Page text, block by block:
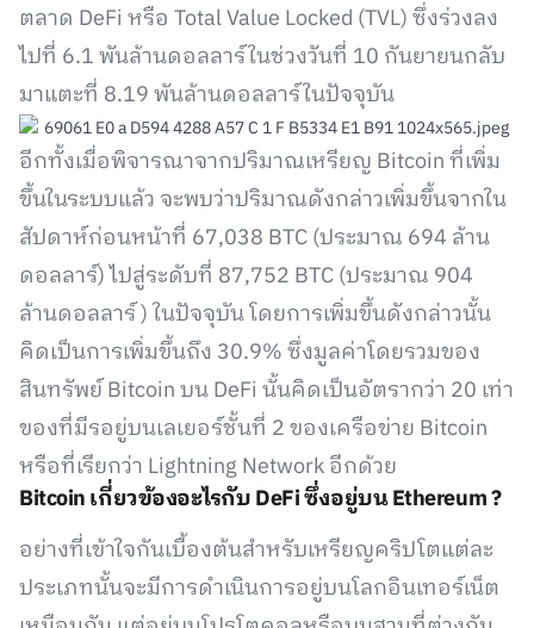
ตลาด DeFi หรือ Total Value Locked (TVL) ซึ่งร่วงลง
ไปที่ 6.1 พันล้านดอลลาร์ในช่วงวันที่ 10 กันยายนกลับ
มาแตะที่ 8.19 พันล้านดอลลาร์ในปัจจุบัน
อีกทั้งเมื่อพิจารณาจากปริมาณเหรียญ Bitcoin ที่เพิ่ม
ขึ้นในระบบแล้ว จะพบว่าปริมาณดังกล่าวเพิ่มขึ้นจากใน
สัปดาห์ก่อนหน้าที่ 67,038 BTC (ประมาณ 694 ล้าน
ดอลลาร์) ไปสู่ระดับที่ 87,752 BTC (ประมาณ 904
ล้านดอลลาร์ ) ในปัจจุบัน โดยการเพิ่มขึ้นดังกล่าวนั้น
คิดเป็นการเพิ่มขึ้นถึง 30.9% ซึ่งมูลค่าโดยรวมของ
สินทรัพย์ Bitcoin บน DeFi นั้นคิดเป็นอัตรากว่า 20 เท่า
ของที่มีรอยู่บนเลเยอร์ชั้นที่ 2 ของเครือข่าย Bitcoin
หรือที่เรียกว่า Lightning Network อีกด้วย
Bitcoin เกี่ยวข้องอะไรกับ DeFi ซึ่งอยู่บน Ethereum ?
อย่างที่เข้าใจกันเบื้องต้นสำหรับเหรียญคริปโตแต่ละ
ประเภทนั้นจะมีการดำเนินการอยู่บนโลกอินเทอร์เน็ต